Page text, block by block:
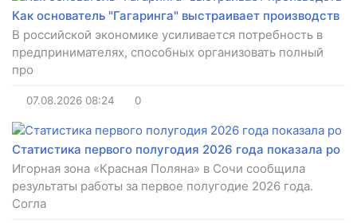
Как основатель "Гагаринга" выстраивает производств
В российской экономике усиливается потребность в
предпринимателях, способных организовать полный
про
07.08.2026 08:24 0
Статистика первого полугодия 2026 года показала ро
Игорная зона «Красная Поляна» в Сочи сообщила
результаты работы за первое полугодие 2026 года.
Согла